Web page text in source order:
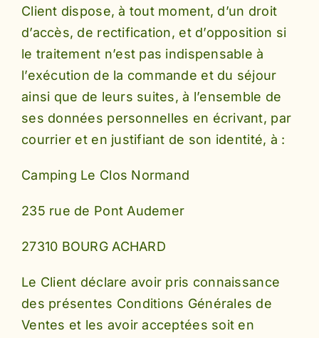
Client dispose, à tout moment, d’un droit
d’accès, de rectification, et d’opposition si
le traitement n’est pas indispensable à
l’exécution de la commande et du séjour
ainsi que de leurs suites, à l’ensemble de
ses données personnelles en écrivant, par
courrier et en justifiant de son identité, à :
Camping Le Clos Normand
235 rue de Pont Audemer
27310 BOURG ACHARD
Le Client déclare avoir pris connaissance
des présentes Conditions Générales de
Ventes et les avoir acceptées soit en